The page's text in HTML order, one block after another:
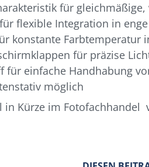
für
flexible Integration in
konstante Farbtemperatur
für präzise
für einfache Handhabung
möglich
in Kürze im Fotofachhandel